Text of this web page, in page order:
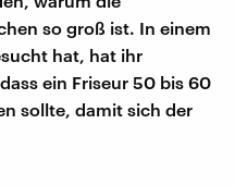
so groß ist. In einem
hat, hat ihr
ein Friseur 50 bis 60
sollte, damit sich der